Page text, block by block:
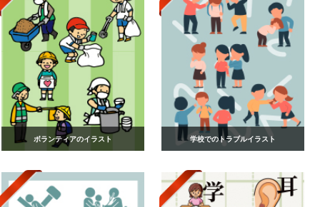
ボランティアのイラスト 学校でのトラブルイラスト